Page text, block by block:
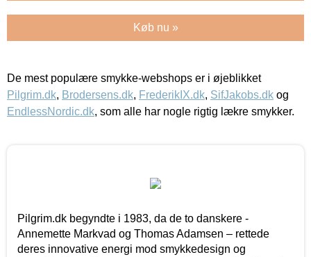
Køb nu »
De mest populære smykke-webshops er i øjeblikket
Pilgrim.dk, Brodersens.dk, FrederikIX.dk, SifJakobs.dk og
EndlessNordic.dk, som alle har nogle rigtig lækre smykker.
Pilgrim.dk begyndte i 1983, da de to danskere -
Annemette Markvad og Thomas Adamsen – rettede
deres innovative energi mod smykkedesign og